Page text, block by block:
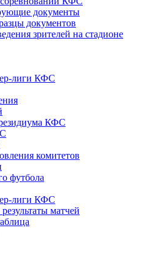
документы
документов
зрителей на стадионе
лиги КФС
КФС
комитетов
футбола
лиги КФС
матчей